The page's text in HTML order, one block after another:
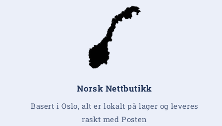
Norsk Nettbutikk
Basert i Oslo, alt er lokalt på lager og leveres
raskt med Posten